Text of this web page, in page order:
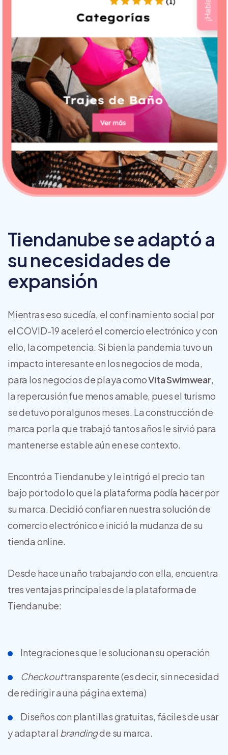
Tiendanube se adaptó a
su necesidades de
expansión
Mientras eso sucedía, el confinamiento social por
el COVID-19 aceleró el comercio electrónico y con
ello, la competencia. Si bien la pandemia tuvo un
impacto interesante en los negocios de moda,
para los negocios de playa comoVita Swimwear,
la repercusión fue menos amable, pues el turismo
se detuvo por algunos meses. La construcción de
marca por la que trabajó tantos años le sirvió para
mantenerse estable aún en ese contexto.
Encontró a Tiendanube y le intrigó el precio tan
bajo por todo lo que la plataforma podía hacer por
su marca. Decidió confiar en nuestra solución de
comercio electrónico e inició la mudanza de su
tienda online.
Desde hace un año trabajando con ella, encuentra
tres ventajas principales de la plataforma de
Tiendanube:
Integraciones que le solucionan su operación
Checkouttransparente (es decir, sin necesidad
de redirigir a una página externa)
Diseños con plantillas gratuitas, fáciles de usar
y adaptar al brandingde su marca.